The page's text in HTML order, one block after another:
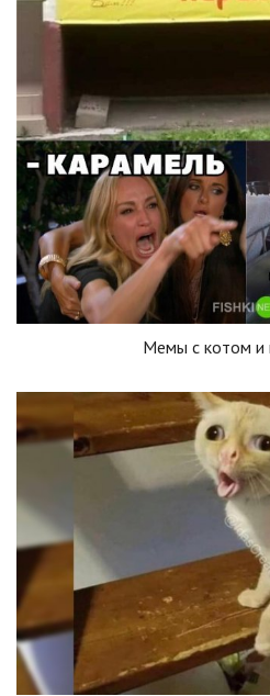
Мемы с котом и